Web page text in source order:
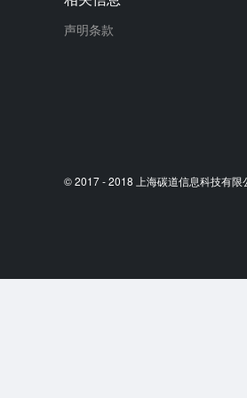
声明条款
© 2017 - 2018 上海碳道信息科技有限